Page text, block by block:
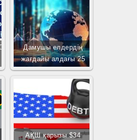
Дамушы елдердің
жағдайы алдағы 25
АҚШ қарызы $34